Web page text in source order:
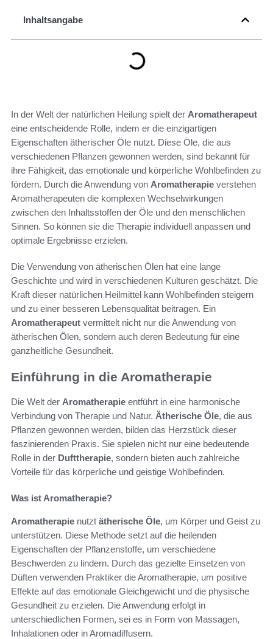
Inhaltsangabe
In der Welt der natürlichen Heilung spielt der Aromatherapeut
eine entscheidende Rolle, indem er die einzigartigen
Eigenschaften ätherischer Öle nutzt. Diese Öle, die aus
verschiedenen Pflanzen gewonnen werden, sind bekannt für
ihre Fähigkeit, das emotionale und körperliche Wohlbefinden zu
fördern. Durch die Anwendung von Aromatherapie verstehen
Aromatherapeuten die komplexen Wechselwirkungen
zwischen den Inhaltsstoffen der Öle und den menschlichen
Sinnen. So können sie die Therapie individuell anpassen und
optimale Ergebnisse erzielen.
Die Verwendung von ätherischen Ölen hat eine lange
Geschichte und wird in verschiedenen Kulturen geschätzt. Die
Kraft dieser natürlichen Heilmittel kann Wohlbefinden steigern
und zu einer besseren Lebensqualität beitragen. Ein
Aromatherapeut vermittelt nicht nur die Anwendung von
ätherischen Ölen, sondern auch deren Bedeutung für eine
ganzheitliche Gesundheit.
Einführung in die Aromatherapie
Die Welt der Aromatherapie entführt in eine harmonische
Verbindung von Therapie und Natur. Ätherische Öle, die aus
Pflanzen gewonnen werden, bilden das Herzstück dieser
faszinierenden Praxis. Sie spielen nicht nur eine bedeutende
Rolle in der Dufttherapie, sondern bieten auch zahlreiche
Vorteile für das körperliche und geistige Wohlbefinden.
Was ist Aromatherapie?
Aromatherapie nutzt ätherische Öle, um Körper und Geist zu
unterstützen. Diese Methode setzt auf die heilenden
Eigenschaften der Pflanzenstoffe, um verschiedene
Beschwerden zu lindern. Durch das gezielte Einsetzen von
Düften verwenden Praktiker die Aromatherapie, um positive
Effekte auf das emotionale Gleichgewicht und die physische
Gesundheit zu erzielen. Die Anwendung erfolgt in
unterschiedlichen Formen, sei es in Form von Massagen,
Inhalationen oder in Aromadiffusern.